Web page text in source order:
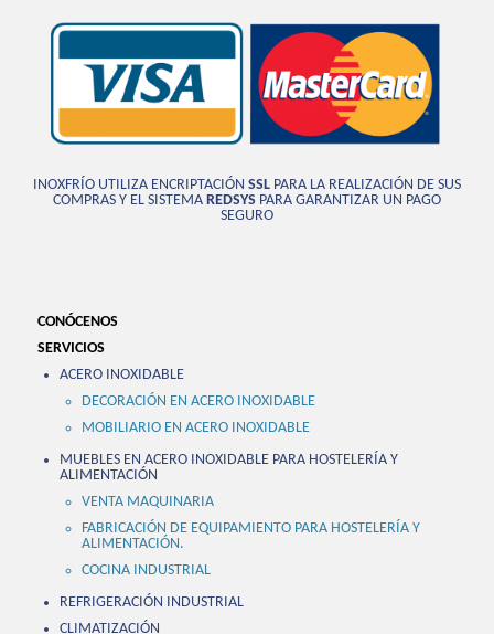
INOXFRÍO UTILIZA ENCRIPTACIÓN SSL PARA LA REALIZACIÓN DE SUS
COMPRAS Y EL SISTEMA REDSYS PARA GARANTIZAR UN PAGO
SEGURO
CONÓCENOS
SERVICIOS
ACERO INOXIDABLE
DECORACIÓN EN ACERO INOXIDABLE
MOBILIARIO EN ACERO INOXIDABLE
MUEBLES EN ACERO INOXIDABLE PARA HOSTELERÍA Y
ALIMENTACIÓN
VENTA MAQUINARIA
FABRICACIÓN DE EQUIPAMIENTO PARA HOSTELERÍA Y
ALIMENTACIÓN.
COCINA INDUSTRIAL
REFRIGERACIÓN INDUSTRIAL
CLIMATIZACIÓN